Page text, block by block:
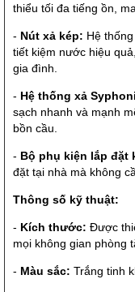
thiểu tối đa tiếng ồn,
- Nút xả kép: Hệ
tiết kiệm nước hiệu
gia đình.
- Hệ thống xả
sạch nhanh và mạnh
bồn cầu.
- Bộ phụ kiện lắp đặt
đặt tại nhà mà không
Thông số kỹ thuật:
- Kích thước: Được
mọi không gian phòng
- Màu sắc: Trắng tinh